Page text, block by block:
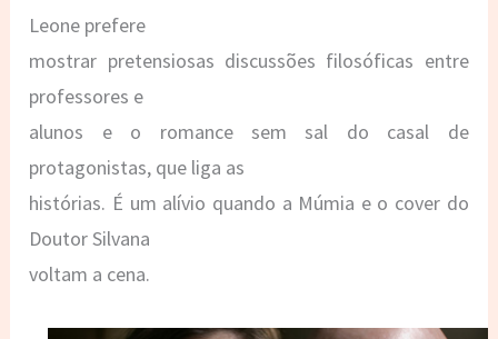
Leone prefere
mostrar pretensiosas discussões filosóficas entre
professores e
alunos e o romance sem sal do casal de
protagonistas, que liga as
histórias. É um alívio quando a Múmia e o cover do
Doutor Silvana
voltam a cena.